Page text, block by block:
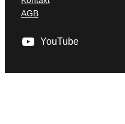
AGB
YouTube